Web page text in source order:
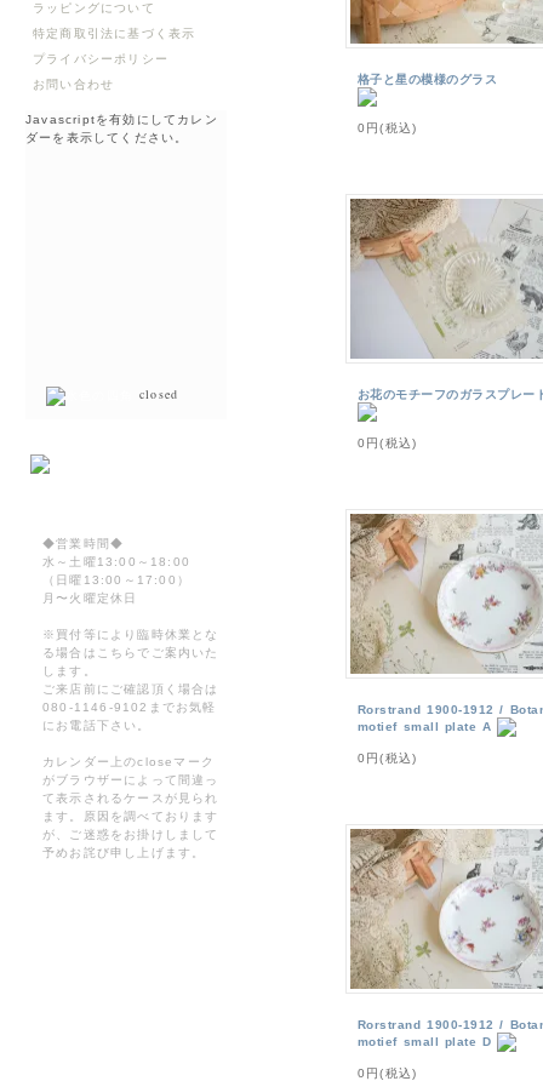
格子と星の模様のグラス
0円(税込)
お花のモチーフのガラスプレー
0円(税込)
Rorstrand 1900-1912 /
motief small plate A
0円(税込)
Rorstrand 1900-1912 /
motief small plate D
0円(税込)
ラッピングについて
特定商取引法に基づく表示
プライバシーポリシー
お問い合わせ
Javascriptを有効にしてカレン
ダーを表示してください。
closed
◆営業時間◆
水～土曜13:00～18:00
（日曜13:00～17:00）
月〜火曜定休日
※買付等により臨時休業とな
る場合はこちらでご案内いた
します。
ご来店前にご確認頂く場合は
080-1146-9102までお気軽
にお電話下さい。
カレンダー上のcloseマーク
がブラウザーによって間違っ
て表示されるケースが見られ
ます。原因を調べております
が、ご迷惑をお掛けしまして
予めお詫び申し上げます。